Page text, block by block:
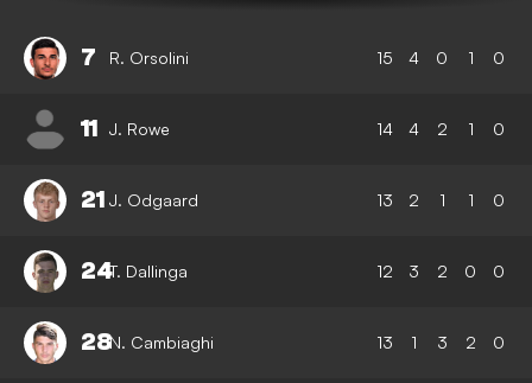
7 R. Orsolini 15 4 0 1 0
11 J. Rowe 14 4 2 1 0
21 J. Odgaard 13 2 1 1 0
24T. Dallinga 12 3 2 0 0
28N. Cambiaghi 13 1 3 2 0